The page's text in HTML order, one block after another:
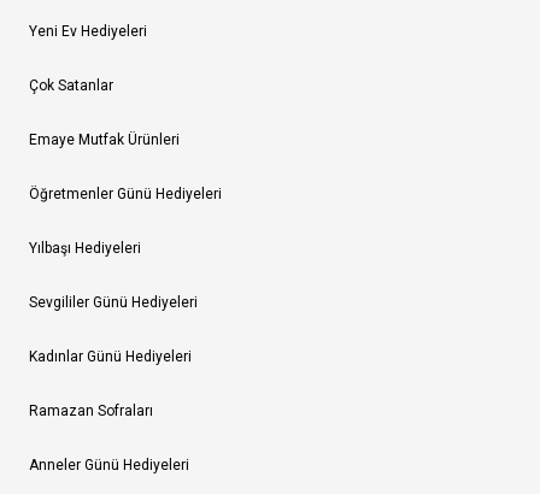
Yeni Ev Hediyeleri
Çok Satanlar
Emaye Mutfak Ürünleri
Öğretmenler Günü Hediyeleri
Yılbaşı Hediyeleri
Sevgililer Günü Hediyeleri
Kadınlar Günü Hediyeleri
Ramazan Sofraları
Anneler Günü Hediyeleri